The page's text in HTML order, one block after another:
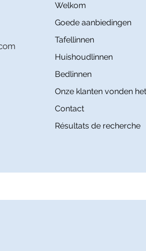
Welkom
Goede aanbiedingen
Tafellinnen
Huishoudlinnen
Bedlinnen
Onze klanten vonden
Contact
Résultats de recherche